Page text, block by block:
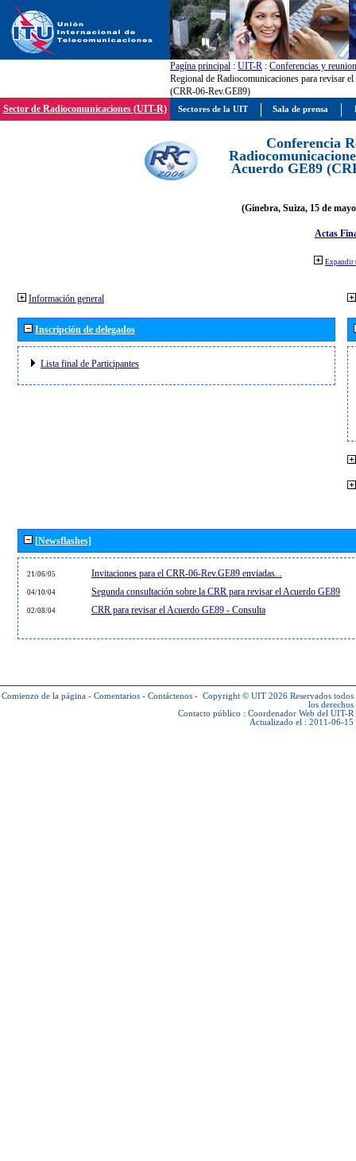
Pagína principal : UIT-R : Conferencias y
Regional de Radiocomunicaciones para revisar
(CRR-06-Rev.GE89)
Sector de Radiocomunicaciones (UIT-R)
Conferencia
Acuerdo GE89
(Ginebra, Suiza, 15 de
Actas
Expandir
Información general
Inscripción de delegados
Lista final de Participantes
[Newsflashes]
21/06/05 Invitaciones para el CRR-06-Rev.GE89 enviadas...
04/10/04 Segunda consultación sobre la CRR para revisar el Acuerdo GE89
02/08/04 CRR para revisar el Acuerdo GE89 - Consulta
Comienzo de la página - Comentarios - Contáctenos - Copyright © UIT 2026 Reservados todos
los derechos
Contacto público : Coordenador Web del UIT-R
Actualizado el : 2011-06-15
Sectores de la UIT Sala de prensa